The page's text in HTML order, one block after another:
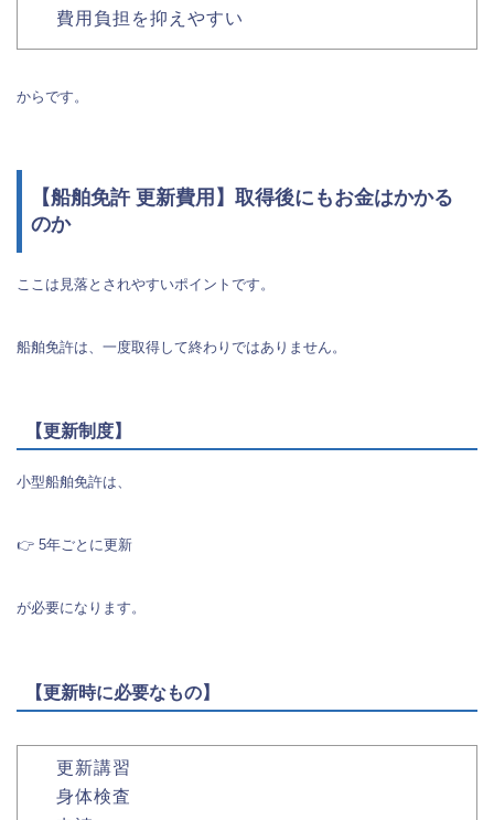
費用負担を抑えやすい
からです。
【船舶免許 更新費用】取得後にもお金はかかる
のか
ここは見落とされやすいポイントです。
船舶免許は、一度取得して終わりではありません。
【更新制度】
小型船舶免許は、
👉 5年ごとに更新
が必要になります。
【更新時に必要なもの】
更新講習
身体検査